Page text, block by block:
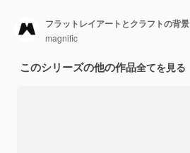
フラットレイアートとクラフトの背景
magnific
このシリーズの他の作品全てを見る